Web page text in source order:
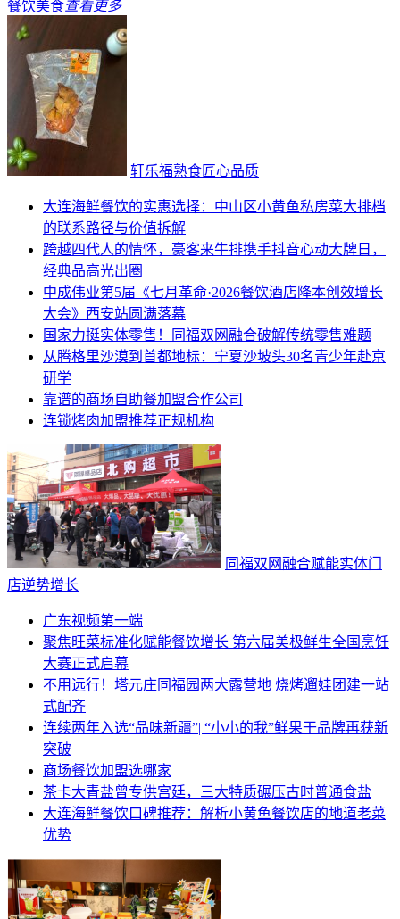
餐饮美食查看更多
轩乐福熟食匠心品质
大连海鲜餐饮的实惠选择：中山区小黄鱼私房菜大排档
的联系路径与价值拆解
跨越四代人的情怀，豪客来牛排携手抖音心动大牌日，
经典品高光出圈
中成伟业第5届《七月革命·2026餐饮酒店降本创效增长
大会》西安站圆满落幕
国家力挺实体零售！同福双网融合破解传统零售难题
从腾格里沙漠到首都地标：宁夏沙坡头30名青少年赴京
研学
靠谱的商场自助餐加盟合作公司
连锁烤肉加盟推荐正规机构
同福双网融合赋能实体门
店逆势增长
广东视频第一端
聚焦旺菜标准化赋能餐饮增长 第六届美极鲜生全国烹饪
大赛正式启幕
不用远行！塔元庄同福园两大露营地 烧烤遛娃团建一站
式配齐
连续两年入选“品味新疆”| “小小的我”鲜果干品牌再获新
突破
商场餐饮加盟选哪家
茶卡大青盐曾专供宫廷，三大特质碾压古时普通食盐
大连海鲜餐饮口碑推荐：解析小黄鱼餐饮店的地道老菜
优势